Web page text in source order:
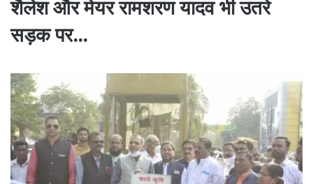
शैलेश और मेयर रामशरण यादव भी उतरे
सड़क पर…